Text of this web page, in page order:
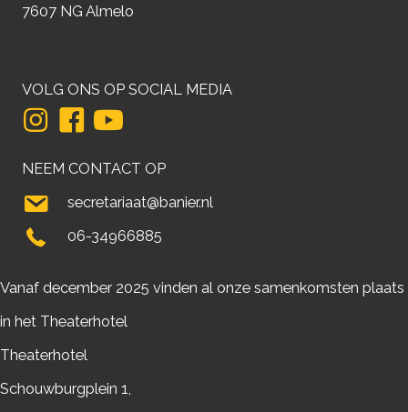
7607 NG Almelo
VOLG ONS OP SOCIAL MEDIA
NEEM CONTACT OP
secretariaat@banier.nl
06-34966885
Vanaf december 2025 vinden al onze samenkomsten plaats
in het Theaterhotel
Theaterhotel
Schouwburgplein 1,